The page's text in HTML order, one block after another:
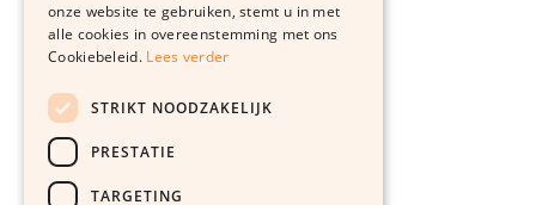
onze website te gebruiken, stemt u in met
alle cookies in overeenstemming met ons
Cookiebeleid. Lees verder
STRIKT NOODZAKELIJK
PRESTATIE
TARGETING